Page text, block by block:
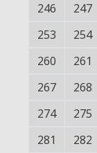
246
247
253
254
260
261
267
268
274
275
281
282